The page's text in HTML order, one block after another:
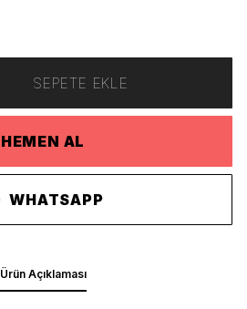
SEPETE EKLE
HEMEN AL
WHATSAPP
Ürün Açıklaması